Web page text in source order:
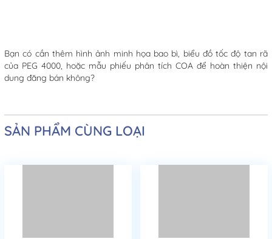
Bạn có cần thêm hình ảnh minh họa bao bì, biểu đồ tốc độ tan rã
của PEG 4000, hoặc mẫu phiếu phân tích COA để hoàn thiện nội
dung đăng bán không?
SẢN PHẨM CÙNG LOẠI